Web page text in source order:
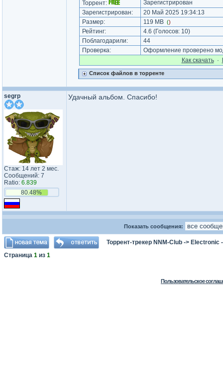
Торрент:
Зарегистрирован
Зарегистрирован:
20 Май 2025 19:34:13
Размер:
119 MB ()
Рейтинг: 4.6 (Голосов: 10)
Поблагодарили:
44
Проверка:
Оформление проверено
Как cкачать·
Список файлов в торренте
segrp
Стаж: 14 лет 2 мес.
Сообщений: 7
Ratio: 6.839
80.48%
Удачный альбом. Спасибо!
Показать сообщения:
Торрент-трекер NNM-Club -> Electronic
Страница 1 из 1
Пользовательское